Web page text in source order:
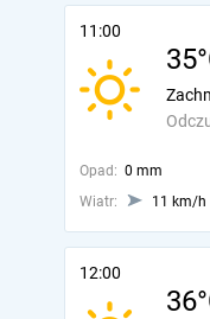
11:00
Opad: 0 mm
Wiatr:
11 km/h
12:00